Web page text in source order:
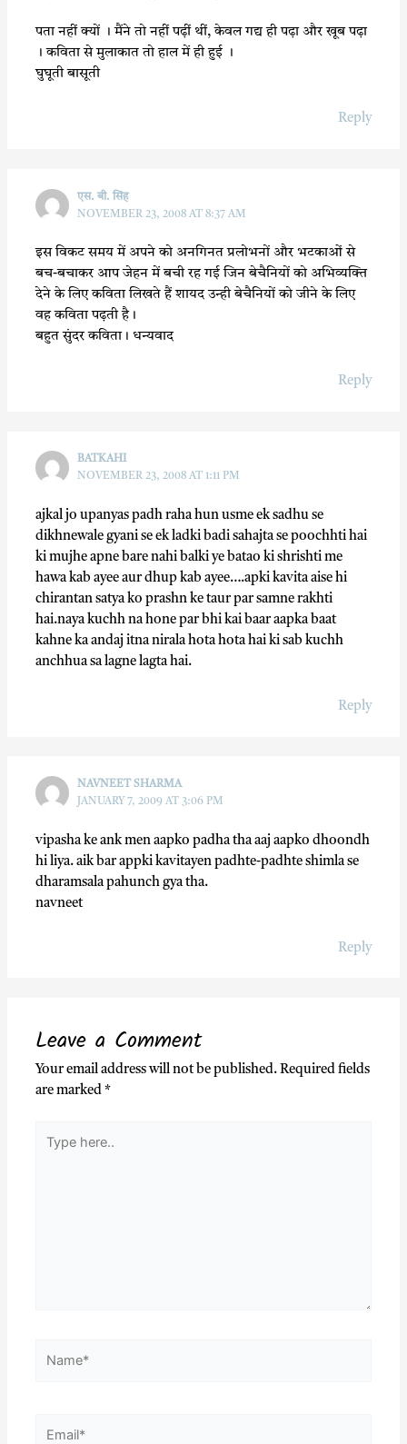
पता नहीं क्यों । मैंने तो नहीं पढ़ीं थीं, केवल गद्य ही पढ़ा और खूब पढ़ा
। कविता से मुलाकात तो हाल में ही हुई ।
घुघूती बासूती
Reply
एस. बी. सिंह
NOVEMBER 23, 2008 AT 8:37 AM
इस विकट समय में अपने को अनगिनत प्रलोभनों और भटकाओं से
बच-बचाकर आप जेहन में बची रह गई जिन बेचैनियों को अभिव्यक्ति
देने के लिए कविता लिखते हैं शायद उन्ही बेचैनियों को जीने के लिए
वह कविता पढ़ती है।
बहुत सुंदर कविता। धन्यवाद
Reply
BATKAHI
NOVEMBER 23, 2008 AT 1:11 PM
ajkal jo upanyas padh raha hun usme ek sadhu se
dikhnewale gyani se ek ladki badi sahajta se poochhti hai
ki mujhe apne bare nahi balki ye batao ki shrishti me
hawa kab ayee aur dhup kab ayee….apki kavita aise hi
chirantan satya ko prashn ke taur par samne rakhti
hai.naya kuchh na hone par bhi kai baar aapka baat
kahne ka andaj itna nirala hota hota hai ki sab kuchh
anchhua sa lagne lagta hai.
Reply
NAVNEET SHARMA
JANUARY 7, 2009 AT 3:06 PM
vipasha ke ank men aapko padha tha aaj aapko dhoondh
hi liya. aik bar appki kavitayen padhte-padhte shimla se
dharamsala pahunch gya tha.
navneet
Reply
Leave a Comment
Your email address will not be published. Required fields
are marked*